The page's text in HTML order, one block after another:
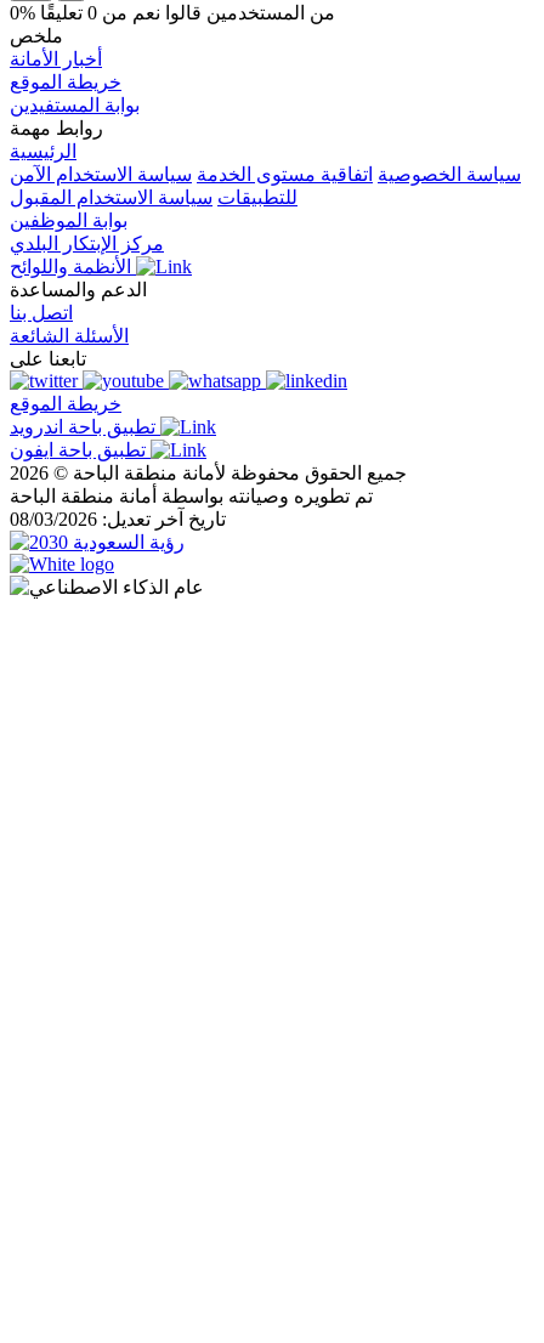
0% من المستخدمين قالوا نعم من 0 تعليقًا
ملخص
أخبار الأمانة
خريطة الموقع
بوابة المستفيدين
روابط مهمة
الرئيسية
سياسة الخصوصية اتفاقية مستوى الخدمة سياسة الاستخدام الآمن
للتطبيقات سياسة الاستخدام المقبول
بوابة الموظفين
مركز الإبتكار البلدي
الدعم والمساعدة
اتصل بنا
الأسئلة الشائعة
تابعنا على
خريطة الموقع
جميع الحقوق محفوظة لأمانة منطقة الباحة © 2026
تم تطويره وصيانته بواسطة أمانة منطقة الباحة
تاريخ آخر تعديل: 08/03/2026